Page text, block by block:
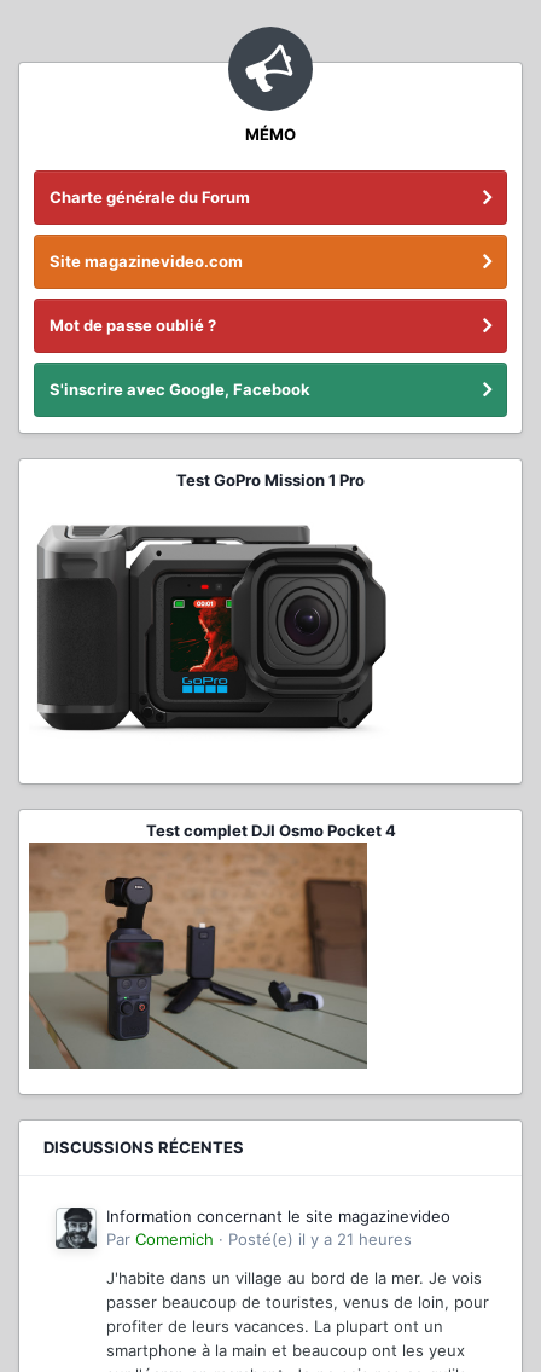
MÉMO
Charte générale du Forum
Site magazinevideo.com
Mot de passe oublié ?
S'inscrire avec Google, Facebook
Test GoPro Mission 1 Pro
Test complet DJI Osmo Pocket 4
DISCUSSIONS RÉCENTES
Information concernant le site magazinevideo
Par Comemich · Posté(e) il y a 21 heures
J'habite dans un village au bord de la mer. Je vois
passer beaucoup de touristes, venus de loin, pour
profiter de leurs vacances. La plupart ont un
smartphone à la main et beaucoup ont les yeux